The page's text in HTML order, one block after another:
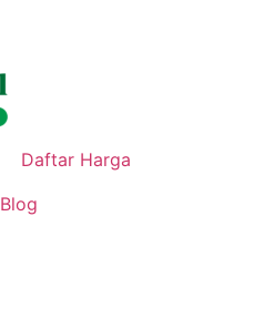
Daftar Harga
Blog